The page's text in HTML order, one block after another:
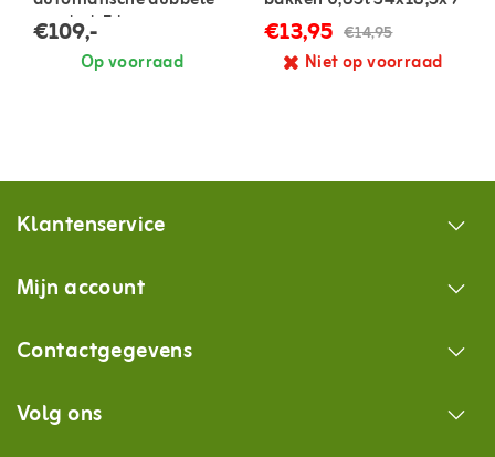
voerbak 5 liter
€109,-
Op voorraad
cm
€13,95 €14,95
Niet op voorraad
Klantenservice
Mijn account
Contactgegevens
Volg ons